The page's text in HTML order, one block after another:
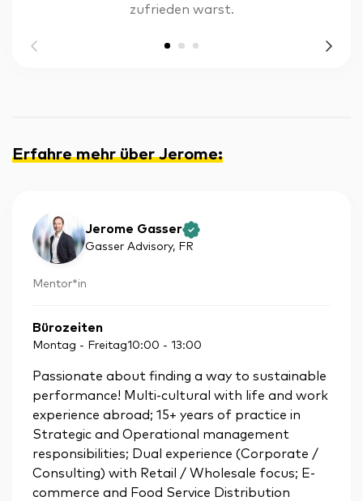
zufrieden warst.
Erfahre mehr über Jerome:
Jerome Gasser
Gasser Advisory, FR
Mentor*in
Bürozeiten
Montag - Freitag10:00 - 13:00
Passionate about finding a way to sustainable
performance! Multi-cultural with life and work
experience abroad; 15+ years of practice in
Strategic and Operational management
responsibilities; Dual experience (Corporate /
Consulting) with Retail / Wholesale focus; E-
commerce and Food Service Distribution